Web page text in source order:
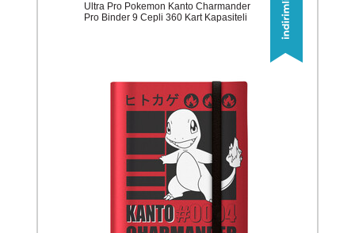
Ultra Pro Pokemon Kanto Charmander
Pro Binder 9 Cepli 360 Kart Kapasiteli